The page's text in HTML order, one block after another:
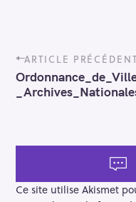
P
o
s
t
v
a
t
ARTICLE PRÉCÉDENT
Ce site utilise Akismet